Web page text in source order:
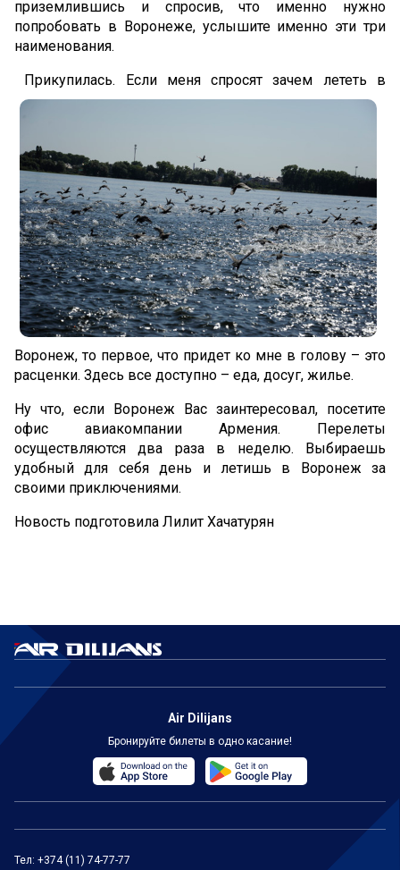
приземлившись и спросив, что именно нужно
попробовать в Воронеже, услышите именно эти три
наименования.
Прикупилась. Если меня спросят зачем лететь в
Воронеж, то первое, что придет ко мне в голову – это
расценки. Здесь все доступно – еда, досуг, жилье.
Ну что, если Воронеж Вас заинтересовал, посетите
офис авиакомпании Армения. Перелеты
осуществляются два раза в неделю. Выбираешь
удобный для себя день и летишь в Воронеж за
своими приключениями.
Новость подготовила Лилит Хачатурян
Тел: +374 (11) 74-77-77
Air Dilijans
Бронируйте билеты в одно касание!